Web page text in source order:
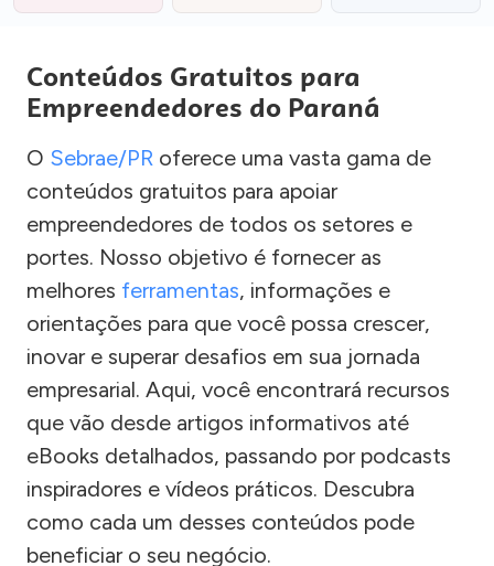
Conteúdos Gratuitos para
Empreendedores do Paraná
O Sebrae/PR oferece uma vasta gama de
conteúdos gratuitos para apoiar
empreendedores de todos os setores e
portes. Nosso objetivo é fornecer as
melhores ferramentas, informações e
orientações para que você possa crescer,
inovar e superar desafios em sua jornada
empresarial. Aqui, você encontrará recursos
que vão desde artigos informativos até
eBooks detalhados, passando por podcasts
inspiradores e vídeos práticos. Descubra
como cada um desses conteúdos pode
beneficiar o seu negócio.